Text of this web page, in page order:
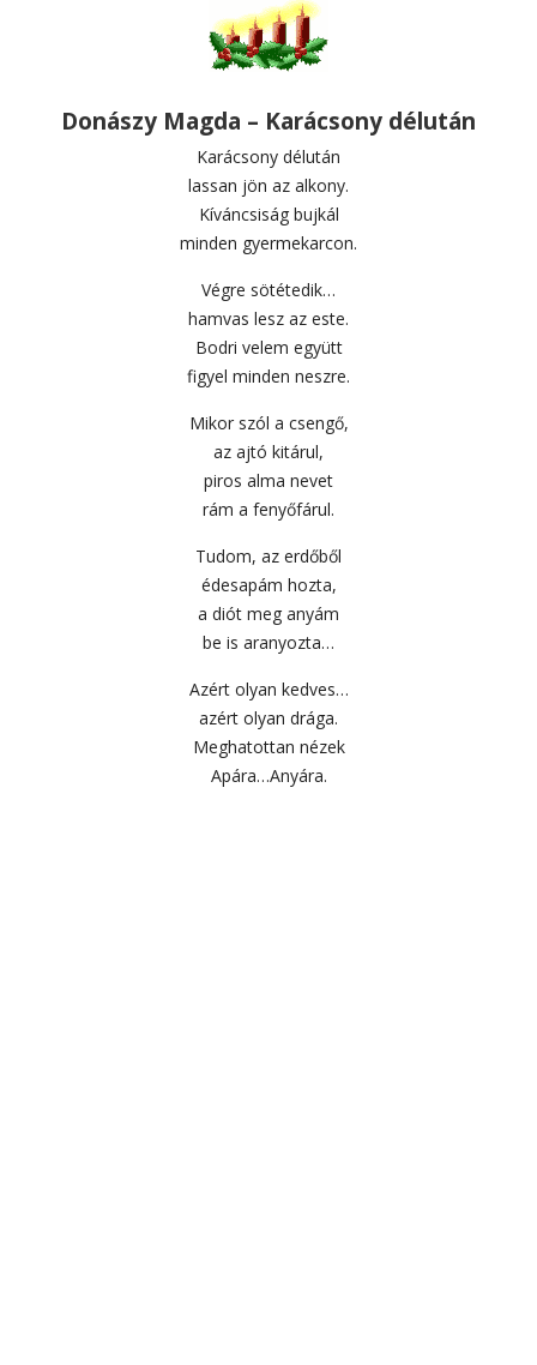
Donászy Magda – Karácsony délután
Karácsony délután
lassan jön az alkony.
Kíváncsiság bujkál
minden gyermekarcon.
Végre sötétedik…
hamvas lesz az este.
Bodri velem együtt
figyel minden neszre.
Mikor szól a csengő,
az ajtó kitárul,
piros alma nevet
rám a fenyőfárul.
Tudom, az erdőből
édesapám hozta,
a diót meg anyám
be is aranyozta…
Azért olyan kedves…
azért olyan drága.
Meghatottan nézek
Apára…Anyára.